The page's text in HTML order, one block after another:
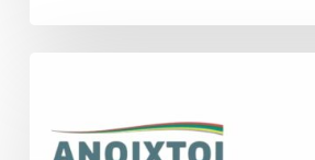
ντρέπονται